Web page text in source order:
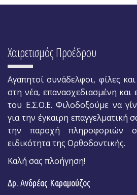
Χαιρετισμός Προέδρου
Αγαπητοί συνάδελφοι, φίλες
στη νέα, επανασχεδιασμένη και
του Ε.Σ.Ο.Ε. Φιλοδοξούμε να
για την έγκαιρη επαγγελματική
την παροχή πληροφοριών
ειδικότητα της Ορθοδοντικής.
Καλή σας πλοήγηση!
Δρ. Ανδρέας Καραμούζος